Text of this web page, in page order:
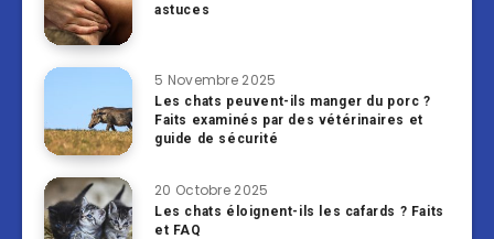
astuces
5 Novembre 2025
Les chats peuvent-ils manger du porc ?
Faits examinés par des vétérinaires et
guide de sécurité
20 Octobre 2025
Les chats éloignent-ils les cafards ? Faits
et FAQ